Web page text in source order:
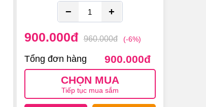
+
−
900.000đ 960.000đ (-6%)
Tổng đơn hàng 900.000đ
CHỌN MUA
Tiếp tục mua sắm